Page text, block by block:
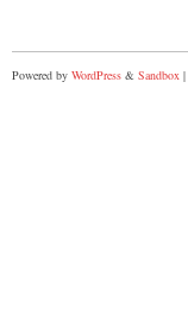
Powered by WordPress & Sandbox |